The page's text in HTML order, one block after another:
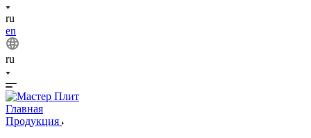
ru
en
ru
Главная
Продукция